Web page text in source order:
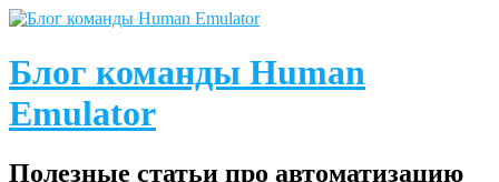
Блог команды Human
Emulator
Полезные статьи про автоматизацию